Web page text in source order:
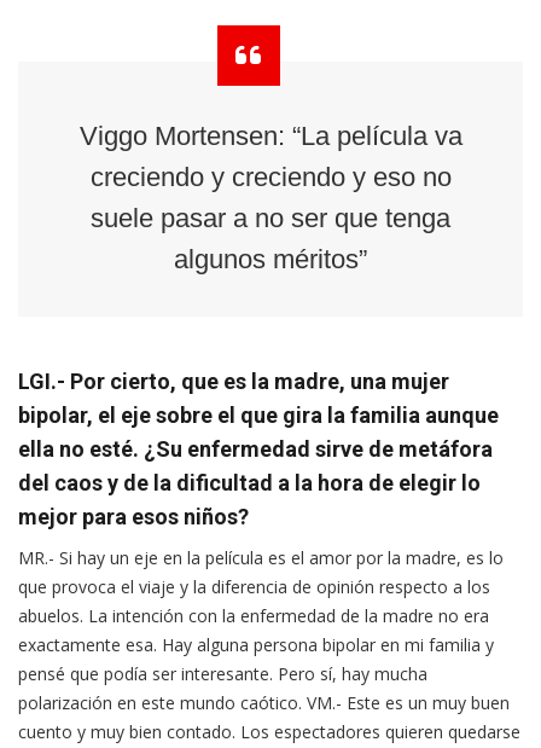
Viggo Mortensen: “La película va
creciendo y creciendo y eso no
suele pasar a no ser que tenga
algunos méritos”
LGI.- Por cierto, que es la madre, una mujer
bipolar, el eje sobre el que gira la familia aunque
ella no esté. ¿Su enfermedad sirve de metáfora
del caos y de la dificultad a la hora de elegir lo
mejor para esos niños?
MR.- Si hay un eje en la película es el amor por la madre, es lo
que provoca el viaje y la diferencia de opinión respecto a los
abuelos. La intención con la enfermedad de la madre no era
exactamente esa. Hay alguna persona bipolar en mi familia y
pensé que podía ser interesante. Pero sí, hay mucha
polarización en este mundo caótico. VM.- Este es un muy buen
cuento y muy bien contado. Los espectadores quieren quedarse